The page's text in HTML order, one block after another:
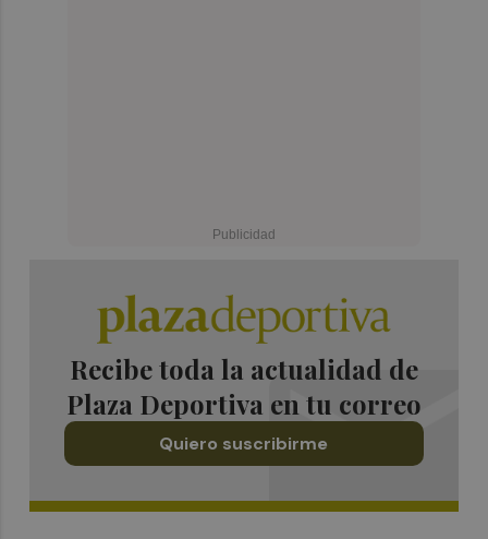
Recibe toda la actualidad de
Plaza Deportiva en tu correo
Quiero suscribirme